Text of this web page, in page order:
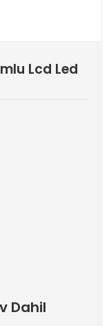
Lcd Led
Dahil